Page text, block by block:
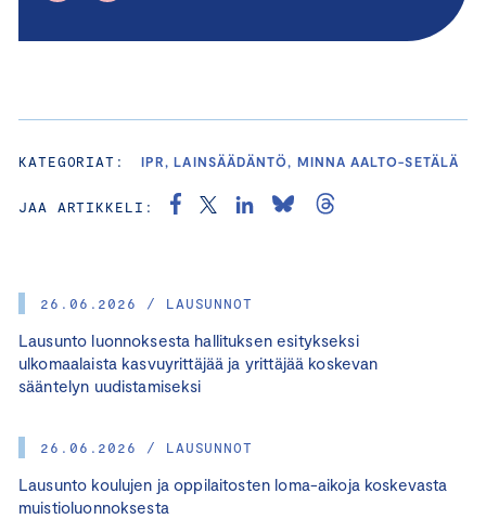
26.06.2026 / LAUSUNNOT
Lausunto luonnoksesta hallituksen esitykseksi
ulkomaalaista kasvuyrittäjää ja yrittäjää koskevan
sääntelyn uudistamiseksi
26.06.2026 / LAUSUNNOT
Lausunto koulujen ja oppilaitosten loma-aikoja koskevasta
muistioluonnoksesta
KATEGORIAT: IPR, LAINSÄÄDÄNTÖ, MINNA AALTO-SETÄLÄ
JAA ARTIKKELI: